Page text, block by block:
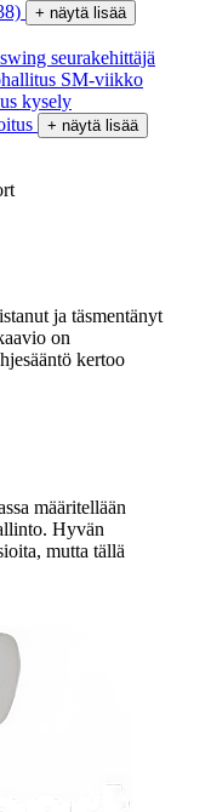
+ näytä lisää
seurakehittäjä
SM-viikko
kysely
+ näytä lisää
ja täsmentänyt
on
kertoo
määritellään
Hyvän
mutta tällä